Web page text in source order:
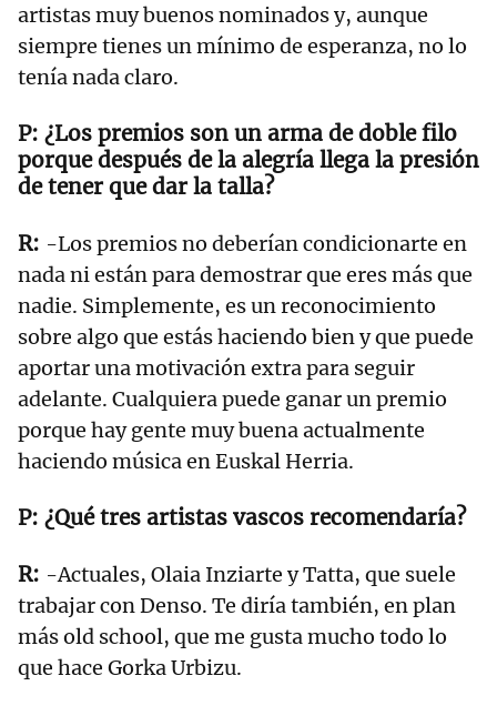
artistas muy buenos nominados y, aunque
siempre tienes un mínimo de esperanza, no lo
tenía nada claro.
¿Los premios son un arma de doble filo
porque después de la alegría llega la presión
de tener que dar la talla?
-Los premios no deberían condicionarte en
nada ni están para demostrar que eres más que
nadie. Simplemente, es un reconocimiento
sobre algo que estás haciendo bien y que puede
aportar una motivación extra para seguir
adelante. Cualquiera puede ganar un premio
porque hay gente muy buena actualmente
haciendo música en Euskal Herria.
¿Qué tres artistas vascos recomendaría?
-Actuales, Olaia Inziarte y Tatta, que suele
trabajar con Denso. Te diría también, en plan
más old school, que me gusta mucho todo lo
que hace Gorka Urbizu.